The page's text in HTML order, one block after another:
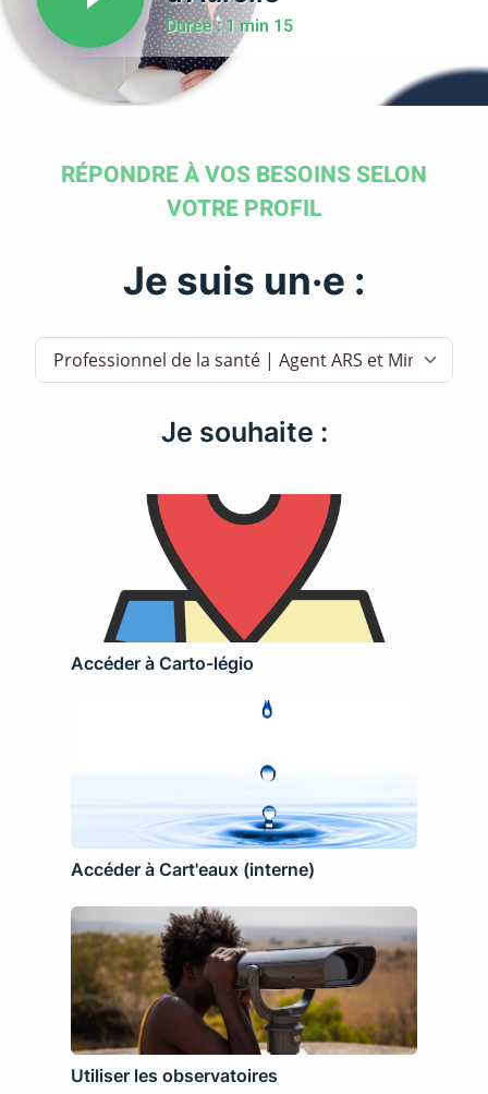
Durée : 1 min 15
RÉPONDRE À VOS BESOINS SELON
VOTRE PROFIL
Je suis un·e :
Je souhaite :
Accéder à Carto-légio
Accéder à Cart'eaux (interne)
Utiliser les observatoires